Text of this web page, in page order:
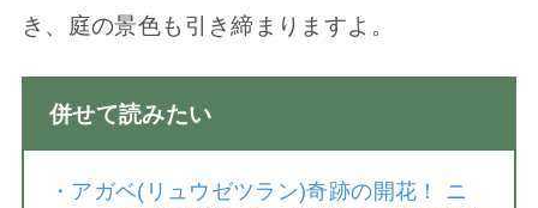
き、庭の景色も引き締まりますよ。
併せて読みたい
・ アガベ(リュウゼツラン)奇跡の開花！ ニ